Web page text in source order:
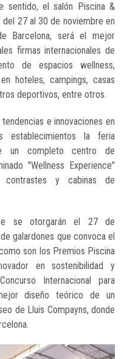
sentido, el salón Piscina &
del 27 al 30 de noviembre en
Barcelona, será el mejor
firmas internacionales de
de espacios wellness,
hoteles, campings, casas
deportivos, entre otros.
e innovaciones en
establecimientos la feria
un completo centro de
"Wellness Experience"
y cabinas de
se otorgarán el 27 de
galardones que convoca el
son los Premios Piscina
en sostenibilidad y
Internacional para
diseño teórico de un
de Lluis Compayns, donde